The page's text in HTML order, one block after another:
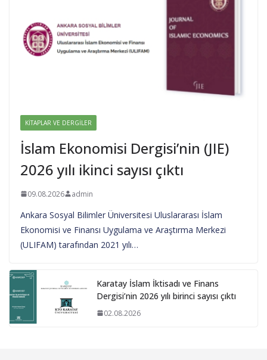
KITAPLAR VE DERGILER
İslam Ekonomisi Dergisi’nin (JIE)
2026 yılı ikinci sayısı çıktı
09.08.2026 admin
Ankara Sosyal Bilimler Üniversitesi Uluslararası İslam
Ekonomisi ve Finansı Uygulama ve Araştırma Merkezi
(ULIFAM) tarafından 2021 yılı…
Karatay İslam İktisadı ve Finans
Dergisi’nin 2026 yılı birinci sayısı çıktı
02.08.2026